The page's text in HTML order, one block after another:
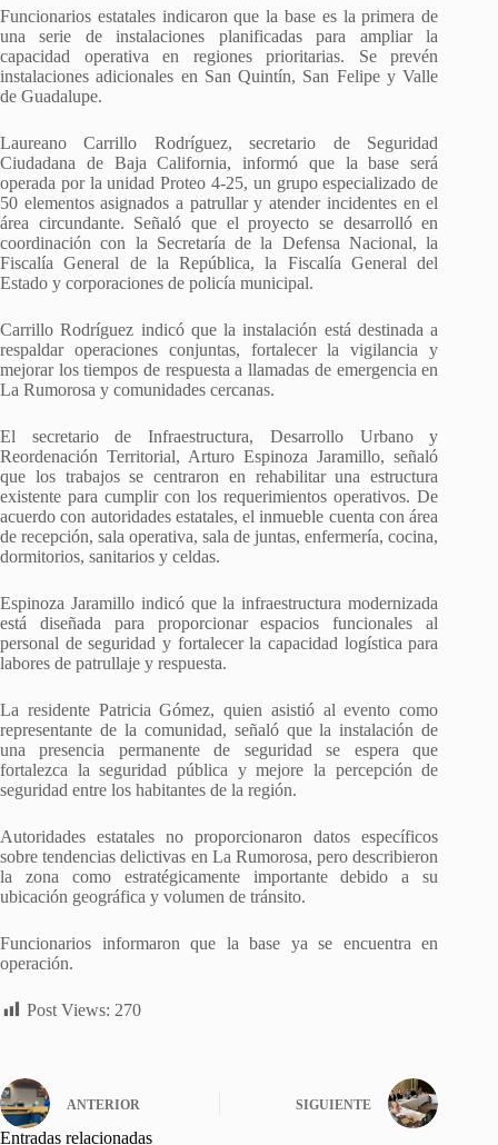
Funcionarios estatales indicaron que la base es la primera de
una serie de instalaciones planificadas para ampliar la
capacidad operativa en regiones prioritarias. Se prevén
instalaciones adicionales en San Quintín, San Felipe y Valle
de Guadalupe.
Laureano Carrillo Rodríguez, secretario de Seguridad
Ciudadana de Baja California, informó que la base será
operada por la unidad Proteo 4-25, un grupo especializado de
50 elementos asignados a patrullar y atender incidentes en el
área circundante. Señaló que el proyecto se desarrolló en
coordinación con la Secretaría de la Defensa Nacional, la
Fiscalía General de la República, la Fiscalía General del
Estado y corporaciones de policía municipal.
Carrillo Rodríguez indicó que la instalación está destinada a
respaldar operaciones conjuntas, fortalecer la vigilancia y
mejorar los tiempos de respuesta a llamadas de emergencia en
La Rumorosa y comunidades cercanas.
El secretario de Infraestructura, Desarrollo Urbano y
Reordenación Territorial, Arturo Espinoza Jaramillo, señaló
que los trabajos se centraron en rehabilitar una estructura
existente para cumplir con los requerimientos operativos. De
acuerdo con autoridades estatales, el inmueble cuenta con área
de recepción, sala operativa, sala de juntas, enfermería, cocina,
dormitorios, sanitarios y celdas.
Espinoza Jaramillo indicó que la infraestructura modernizada
está diseñada para proporcionar espacios funcionales al
personal de seguridad y fortalecer la capacidad logística para
labores de patrullaje y respuesta.
La residente Patricia Gómez, quien asistió al evento como
representante de la comunidad, señaló que la instalación de
una presencia permanente de seguridad se espera que
fortalezca la seguridad pública y mejore la percepción de
seguridad entre los habitantes de la región.
Autoridades estatales no proporcionaron datos específicos
sobre tendencias delictivas en La Rumorosa, pero describieron
la zona como estratégicamente importante debido a su
ubicación geográfica y volumen de tránsito.
Funcionarios informaron que la base ya se encuentra en
operación.
Post Views: 270
ANTERIOR SIGUIENTE
Entradas relacionadas